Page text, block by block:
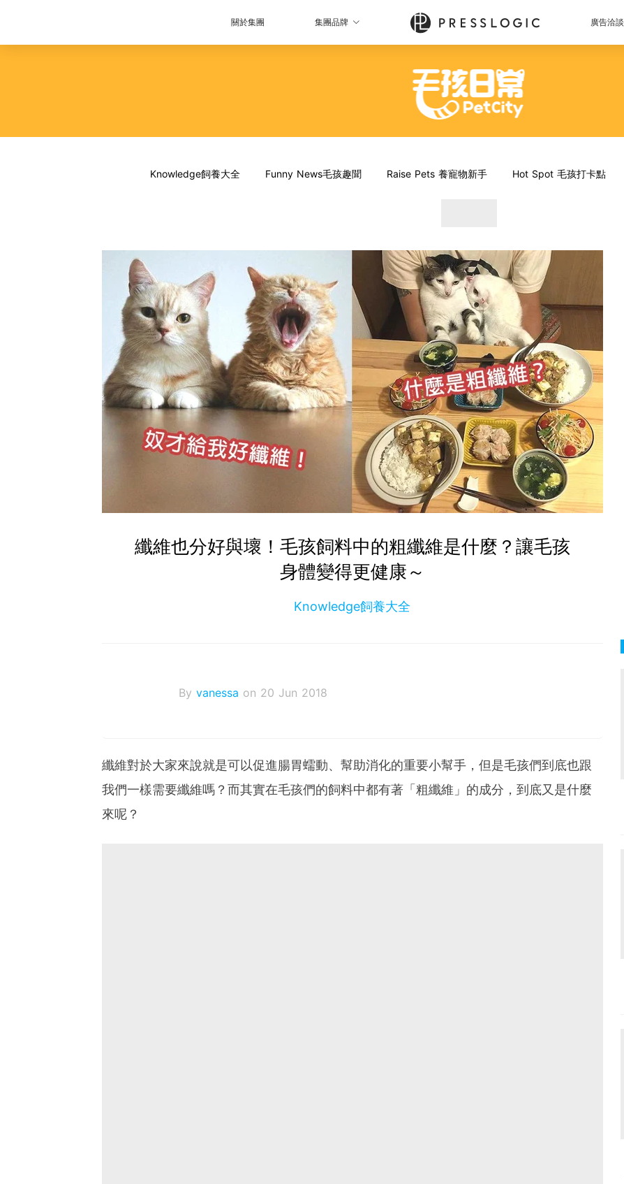
關於集團 集團品牌 廣告洽談
Knowledge飼養大全 Funny News毛孩趣聞 Raise Pets 養寵物新手 Hot Spot 毛孩打卡點
纖維也分好與壞！毛孩飼料中的粗纖維是什麼？讓毛孩
身體變得更健康～
Knowledge飼養大全
By vanessa on 20 Jun 2018
纖維對於大家來說就是可以促進腸胃蠕動、幫助消化的重要小幫手，但是毛孩們到底也跟
我們一樣需要纖維嗎？而其實在毛孩們的飼料中都有著「粗纖維」的成分，到底又是什麼
來呢？